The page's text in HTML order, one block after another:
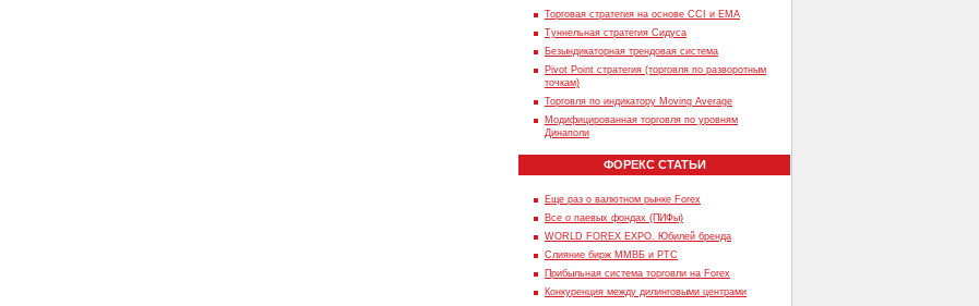
Торговая стратегия на основе CCI и EMA
Туннельная стратегия Сидуса
Безындикаторная трендовая система
Pivot Point стратегия (торговля по разворотным
точкам)
Торговля по индикатору Moving Average
Модифицированная торговля по уровням
Динаполи
ФОРЕКС СТАТЬИ
Еще раз о валютном рынке Forex
Все о паевых фондах (ПИФы)
WORLD FOREX EXPO. Юбилей бренда
Слияние бирж ММВБ и РТС
Прибыльная система торговли на Forex
Конкуренция между дилинговыми центрами